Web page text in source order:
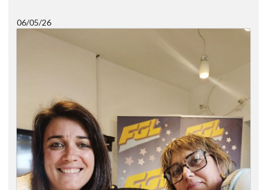
06/05/26